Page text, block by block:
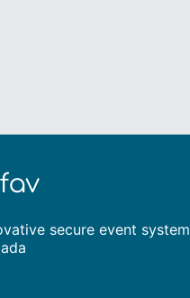
secure event system